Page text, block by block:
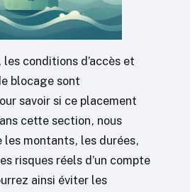
conditions d’accès et
blocage sont
savoir si ce placement
cette section, nous
les montants, les durées,
risques réels d’un compte
ainsi éviter les